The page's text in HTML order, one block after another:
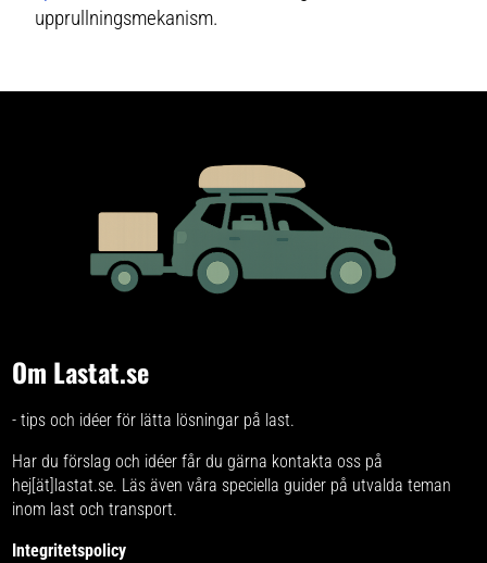
upprullningsmekanism.
Om Lastat.se
- tips och idéer för lätta lösningar på last.
Har du förslag och idéer får du gärna kontakta oss på
hej[ät]lastat.se. Läs även våra speciellaguider på utvalda teman
inom last och transport.
Integritetspolicy